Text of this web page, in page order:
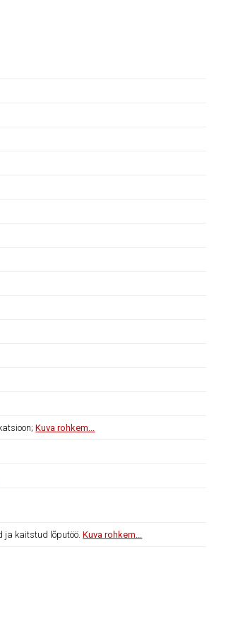
Kuva rohkem...
ja kaitstud lõputöö.Kuva rohkem...